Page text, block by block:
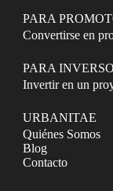
PARA
Convertirse en
PARA
Invertir en un
URBANITAE
Quiénes Somos
Blog
Contacto